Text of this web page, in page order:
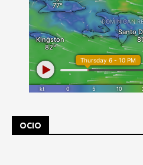
OCIO